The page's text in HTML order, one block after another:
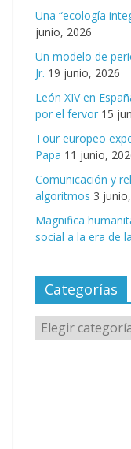
Una “ecología
junio, 2026
Un modelo de
Jr. 19 junio, 2026
León XIV en
por el fervor 15
Tour europeo
Papa 11 junio,
Comunicación y
algoritmos 3
Magnifica
social a la era de
Categorías